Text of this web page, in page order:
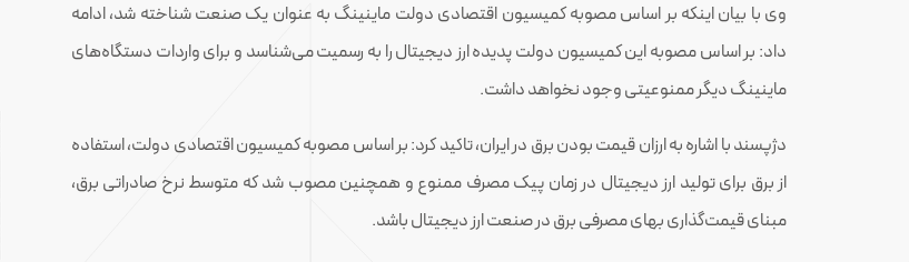
وی با بیان اینکه بر اساس مصوبه کمیسیون اقتصادی دولت ماینینگ به عنوان یک صنعت شناخته شد، ادامه
داد: بر اساس مصوبه این کمیسیون دولت پدیده ارز دیجیتال را به رسمیت می‌شناسد و برای واردات دستگاه‌های
ماینینگ دیگر ممنوعیتی وجود نخواهد داشت.
دژپسند با اشاره به ارزان قیمت بودن برق در ایران، تاکید کرد: بر اساس مصوبه کمیسیون اقتصادی دولت، استفاده
از برق برای تولید ارز دیجیتال در زمان پیک مصرف ممنوع و همچنین مصوب شد که متوسط نرخ صادراتی برق،
مبنای قیمت‌گذاری بهای مصرفی برق در صنعت ارز دیجیتال باشد.